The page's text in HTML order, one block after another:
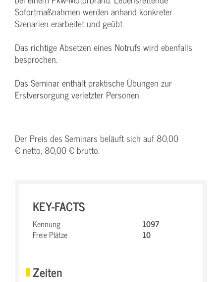
Sofortmaßnahmen werden anhand konkreter
Szenarien erarbeitet und geübt.
Das richtige Absetzen eines Notrufs wird ebenfalls
besprochen.
Das Seminar enthält praktische Übungen zur
Erstversorgung verletzter Personen.
Der Preis des Seminars beläuft sich auf 80,00
€ netto, 80,00 € brutto.
KEY-FACTS
Kennung
1097
Freie Plätze
10
Zeiten